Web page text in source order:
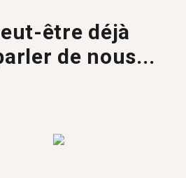
être déjà
de nous...